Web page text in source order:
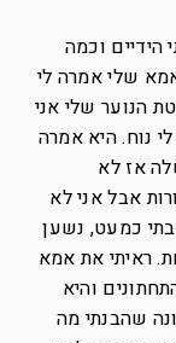
וכמה
שלי אמרה לי
הנוער שלי אני
נוח. היא אמרה
אז לא
אבל אני לא
כמעט, נשען
ראיתי את אמא
והיא
שהבנתי מה